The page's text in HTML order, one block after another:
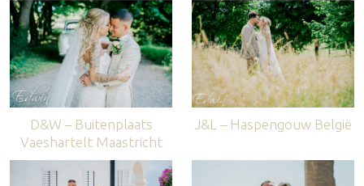
D&W – Buitenplaats
Vaeshartelt Maastricht
J&L – Haspengouw België